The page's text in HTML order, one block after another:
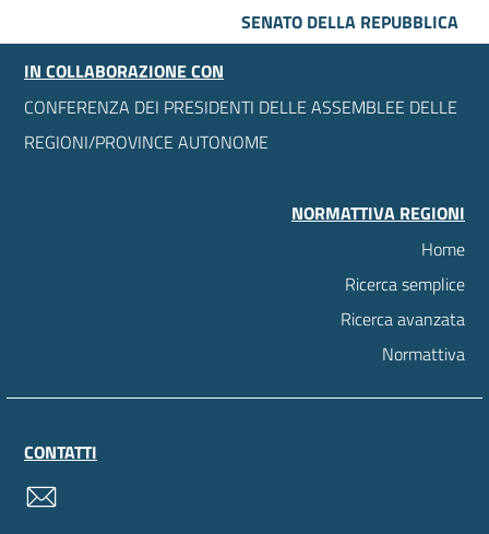
SENATO DELLA REPUBBLICA
IN COLLABORAZIONE CON
CONFERENZA DEI PRESIDENTI DELLE ASSEMBLEE DELLE
REGIONI/PROVINCE AUTONOME
NORMATTIVA REGIONI
Home
Ricerca semplice
Ricerca avanzata
Normattiva
CONTATTI